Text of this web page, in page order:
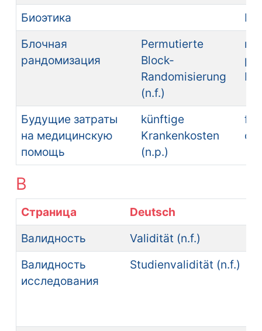
Биоэтика
Блочная
рандомизация
Permutierte
Block-
Randomisierung
(n.f.)
Будущие затраты
на медицинскую
помощь
künftige
Krankenkosten
(n.p.)
В
Страница
Deutsch
Валидность
Validität (n.f.)
Валидность
исследования
Studienvalidität (n.f.)